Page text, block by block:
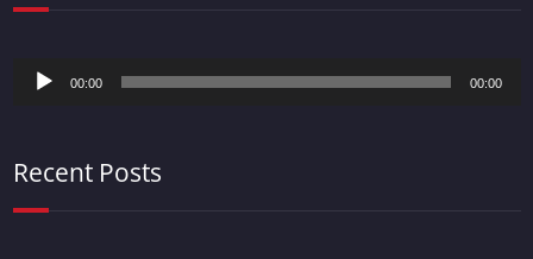
Lecteur
audio
00:00 00:00
Recent Posts